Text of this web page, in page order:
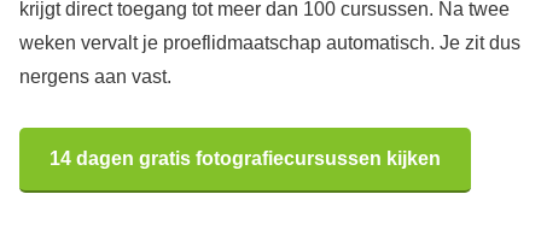
krijgt direct toegang tot meer dan 100 cursussen. Na twee
weken vervalt je proeflidmaatschap automatisch. Je zit dus
nergens aan vast.
14 dagen gratis fotografiecursussen kijken